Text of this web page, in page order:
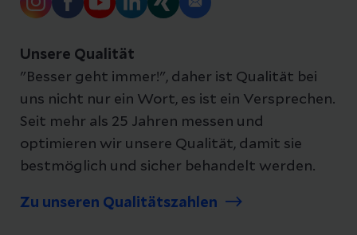
Unsere Qualität
"Besser geht immer!", daher ist Qualität bei
uns nicht nur ein Wort, es ist ein Versprechen.
Seit mehr als 25 Jahren messen und
optimieren wir unsere Qualität, damit sie
bestmöglich und sicher behandelt werden.
Zu unseren Qualitätszahlen